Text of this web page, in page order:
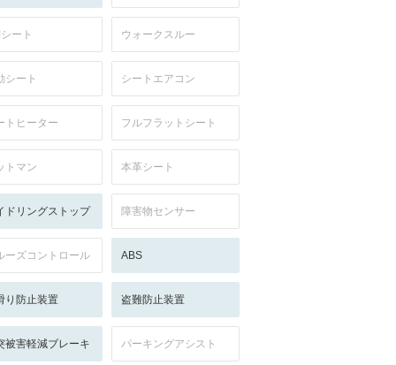
ート ウォークスルー
シート シートエアコン
トヒーター フルフラットシート
トマン 本革シート
ドリングストップ 障害物センサー
ーズコントロール ABS
り防止装置 盗難防止装置
被害軽減ブレーキ パーキングアシスト